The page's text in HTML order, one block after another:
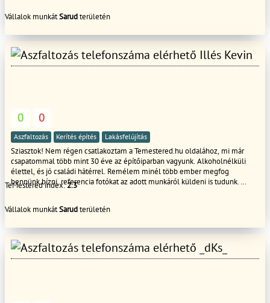
Vállalok munkátSarudterületén
Illés Kevin
0 0
Aszfaltozás Kerítés építés Lakásfelújítás
Sziasztok! Nem régen csatlakoztam a Temestered.hu oldalához, mi már
csapatommal több mint 30 éve az építőiparban vagyunk. Alkoholnélküli
élettel, és jó családi hátérrel. Remélem minél több ember megfog
bennünk bízni, referencia fotókat az adott munkáról küldeni is tudunk.
ha elolvasta!
TeMestered index:2.3
Vállalok munkátSarudterületén
_dKs_